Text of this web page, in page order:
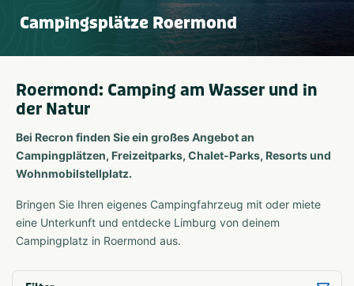
Campingsplätze Roermond
Roermond: Camping am Wasser und in
der Natur
Bei Recron finden Sie ein großes Angebot an
Campingplätzen, Freizeitparks, Chalet-Parks, Resorts und
Wohnmobilstellplatz.
Bringen Sie Ihren eigenes Campingfahrzeug mit oder miete
eine Unterkunft und entdecke Limburg von deinem
Campingplatz in Roermond aus.